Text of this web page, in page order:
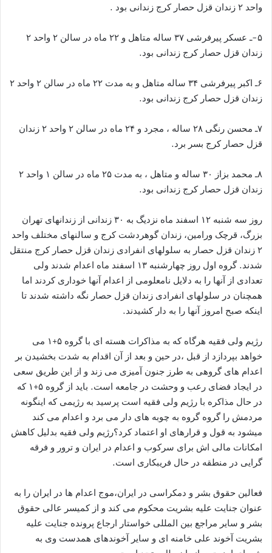
واحد ۲ زندان قزل حصار کرج زندانی بود .
۵-ـ عسکر پیرفرشی ۳۷ ساله متاهل و ۲۲ ماه در سالن ۲ واحد ۲
زندان قزل حصار کرج زندانی بود.
۶ـ اکبر پیرفرشی ۳۴ ساله متاهل و به مدت ۲۲ ماه در سالن ۲ واحد ۲
زندان قزل حصار کرج زندانی بود.
۷ـ محسن رنگی ۲۸ ساله ، مجرد و ۲۴ ماه در سالن ۲ واحد ۲ زندان
قزل حصار کرج بسر برد.
۸ـ محمد بزاز ۳۰ ساله و متاهل ، به مدت ۲۵ ماه در سالن ۱ واحد ۲
زندان قزل حصار کرج زندانی بود.
روز سه شنبه ۱۲ اسفند ماه نزدیگ به ۳۰ زندانی از زندانهای تهران
بزرگ، قرچک ورامین، زندان گوهردشت کرج و سالنهای مختلف واحد
۲ زندان قزل حصار به سلولهای انفرادی زندان قزل حصار کرج منتقل
شدند. گروه اول روز چهارشنبه ۱۳ اسفند ماه اعدام شدند ولی
تعدادی از آنها را به دلایل نامعلومی از اعدام آنها خوداری کردند اما
همچنان در سلولهای انفرادی زندان قزل حصار نگه داشته شدند تا
اینکه صبح امروز آنها را به دار کشیدند.
رژیم ولی فقیه هرگاه که به مذاکرات هسته ای با گروه ۵+۱ می
خواهد بپردازد از قبل ،در حین و بعد از آن اقدام به شدت بخشیدن بر
اعدام های گروهی به طرز جنون آمیزی می زند و از این طریق سعی
در ایجاد فضای رعب و وحشت در جامعه است. باید از گروه ۵+۱ که
در حال مذاکره با رژیم ولی فقیه است پرسید به رژیمی که اینگونه
مردمش را گروه گروه به چوبه های دار می برد و اعدام می کند
میشود به قول و قرارهای او اعتماد کرد؟رژیم ولی فقیه بدلیل کاهش
امکانات مالی اش برای سرکوب و اعدام در ایران و ترور و فرقه
گرایی در منطقه در حال فریبکاری است.
فعالین حقوق بشر و دمکراسی در ایران،موج اعدام ها در ایران را به
عنوان جنایت علیه بشریت محکوم می کند و از کمیسر عالی حقوق
بشر و سایر مراجع بین المللی خواستار ارجاع پرونده جنایت علیه
بشریت آخوند علی خامنه ای و سایر آخوندهای همدست وی به